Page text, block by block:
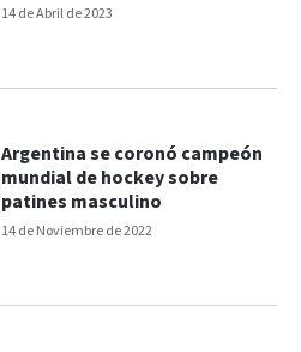
14 de Abril de 2023
14 de Noviembre de 2022
Argentina se coronó campeón
mundial de hockey sobre
patines masculino